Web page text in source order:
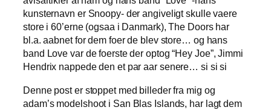
kunsternavn er Snoopy- der angiveligt skulle vaere
store i 60’erne (ogsaa i Danmark), The Doors har
bl.a. aabnet for dem foer de blev store… og hans
band Love var de foerste der optog “Hey Joe”, Jimmi
Hendrix nappede den et par aar senere… si si si
Denne post er stoppet med billeder fra mig og
adam’s modelshoot i San Blas Islands, har lagt dem